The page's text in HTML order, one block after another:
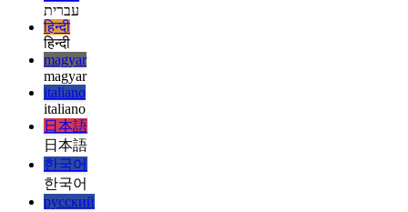
français
français
עברית
עברית
हिन्दी
हिन्दी
magyar
magyar
italiano
italiano
日本語
日本語